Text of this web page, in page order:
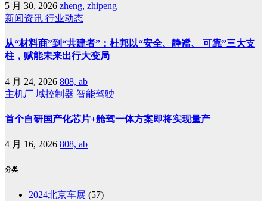
5 月 30, 2026 zheng, zhipeng
新闻资讯 行业动态
从“材料商”到“共建者”：杜邦以“安全、静谧、 可靠”三大支
柱，赋能未来出行大变局
4 月 24, 2026 808, ab
主机厂 域控制器 智能驾驶
首个自研国产化芯片+舱驾一体方案即将实现量产
4 月 16, 2026 808, ab
分类
2024北京车展 (57)